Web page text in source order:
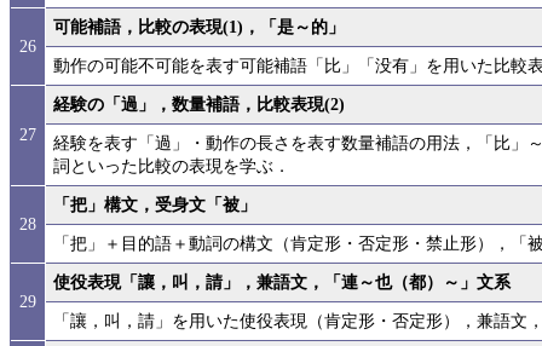
26
可能補語，比較の表現(1)，「是～的」
動作の可能不可能を表す可能補語「比」「没有」を用いた比較
27
経験の「過」，数量補語，比較表現(2)
経験を表す「過」・動作の長さを表す数量補語の用法，「比」
詞といった比較の表現を学ぶ．
28
「把」構文，受身文「被」
「把」＋目的語＋動詞の構文（肯定形・否定形・禁止形），「
29
使役表現「讓，叫，請」，兼語文，「連～也（都）～」文系
「讓，叫，請」を用いた使役表現（肯定形・否定形），兼語文